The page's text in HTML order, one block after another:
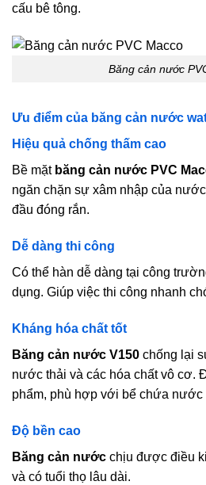
cấu bê tông.
Băng cản nước
Ưu điểm của băng cản nước
Hiệu quả chống thấm cao
Bề mặt băng cản nước PVC
ngăn chặn sự xâm nhập của
đầu đóng rắn.​
Dễ dàng thi công
Có thể hàn dễ dàng tại công
dụng.​ Giúp việc thi công nhanh
Kháng hóa chất tốt
Băng cản nước V150 chống lại
nước thải và các hóa chất vô cơ.​
phẩm, phù hợp với bể chứa nước
Độ bền cao
Băng cản nước chịu được điều
và có tuổi thọ lâu dài.​